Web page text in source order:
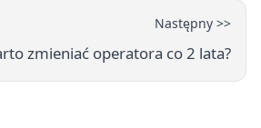
Następny >>
zmieniać operatora co 2 lata?